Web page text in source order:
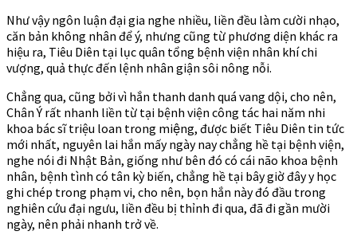
Như vậy ngôn luận đại gia nghe nhiều, liền đều làm cười nhạo,
căn bản không nhân để ý, nhưng cũng từ phương diện khác ra
hiệu ra, Tiêu Diên tại lục quân tổng bệnh viện nhân khí chi
vượng, quả thực đến lệnh nhân giận sôi nông nỗi.
Chẳng qua, cũng bởi vì hắn thanh danh quá vang dội, cho nên,
Chân Ý rất nhanh liền từ tại bệnh viện công tác hai năm nhi
khoa bác sĩ triệu loan trong miệng, được biết Tiêu Diên tin tức
mới nhất, nguyên lai hắn mấy ngày nay chẳng hề tại bệnh viện,
nghe nói đi Nhật Bản, giống như bên đó có cái não khoa bệnh
nhân, bệnh tình có tân kỳ biến, chẳng hề tại bây giờ đây y học
ghi chép trong phạm vi, cho nên, bọn hắn này đó đầu trong
nghiên cứu đại ngưu, liền đều bị thỉnh đi qua, đã đi gần mười
ngày, nên phải nhanh trở về.